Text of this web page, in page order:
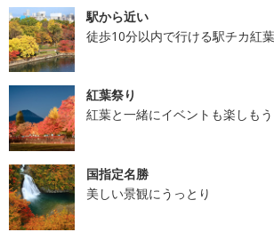
駅から近い
徒歩10分以内で行ける駅チカ紅
紅葉祭り
紅葉と一緒にイベントも楽しもう
国指定名勝
美しい景観にうっとり